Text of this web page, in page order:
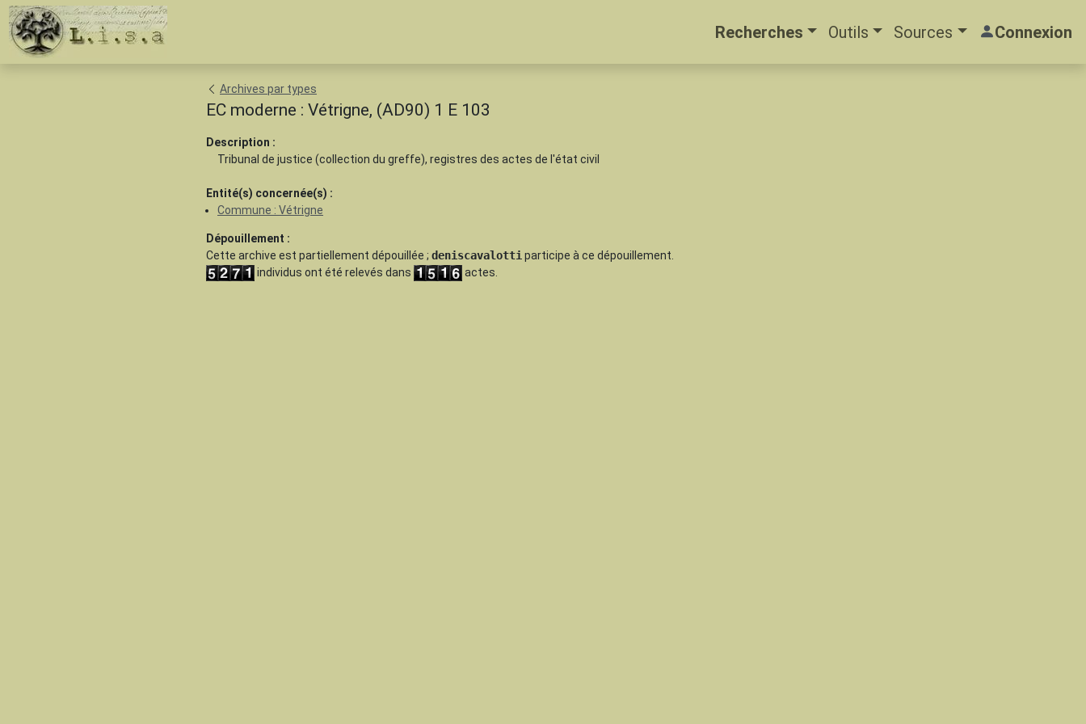
Recherches Outils Sources Connexion
Archives par types
EC moderne : Vétrigne, (AD90) 1 E 103
Description :
Tribunal de justice (collection du greffe), registres des actes de l'état civil
Entité(s) concernée(s) :
Commune : Vétrigne
Dépouillement :
Cette archive est partiellement dépouillée ; deniscavalotti participe à ce dépouillement.
individus ont été relevés dans
actes.